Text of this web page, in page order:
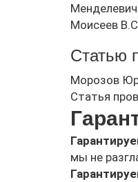
Моисеев
Статью
Морозов
Статья
мы не